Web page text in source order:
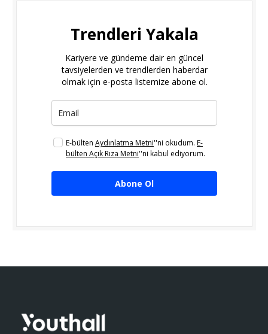
Trendleri Yakala
Kariyere ve gündeme dair en güncel
tavsiyelerden ve trendlerden haberdar
olmak için e-posta listemize abone ol.
E-bülten Aydınlatma Metni''ni okudum. E-
bülten Açık Rıza Metni''ni kabul ediyorum.
Abone Ol